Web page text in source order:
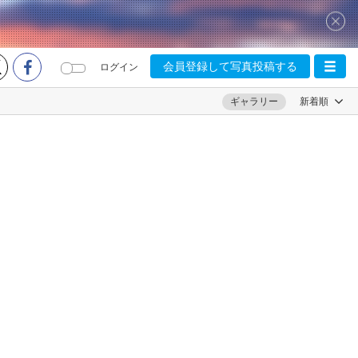
ログイン 会員登録して写真投稿する
ギャラリー 新着順